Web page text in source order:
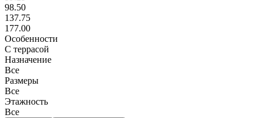
98.50
137.75
177.00
Особенности
С террасой
Назначение
Все
Размеры
Все
Этажность
Все